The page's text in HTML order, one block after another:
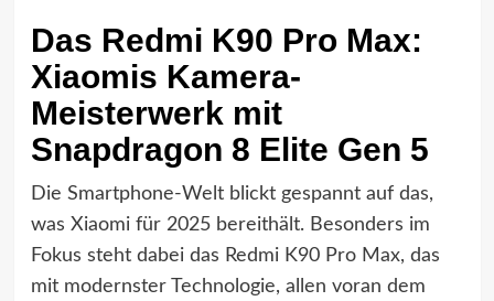
Das Redmi K90 Pro Max:
Xiaomis Kamera-
Meisterwerk mit
Snapdragon 8 Elite Gen 5
Die Smartphone-Welt blickt gespannt auf das,
was Xiaomi für 2025 bereithält. Besonders im
Fokus steht dabei das Redmi K90 Pro Max, das
mit modernster Technologie, allen voran dem